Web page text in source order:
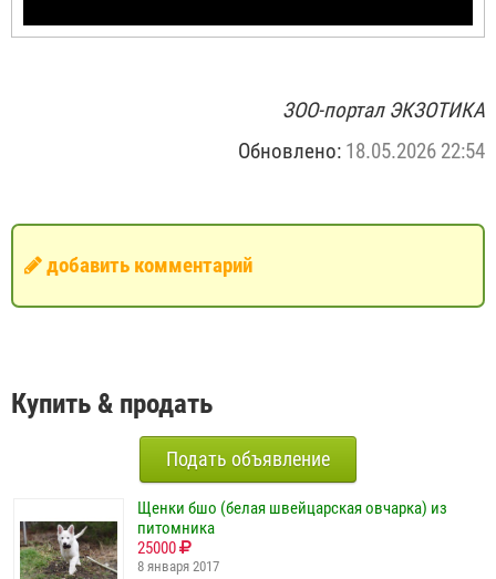
ЗОО-портал ЭКЗОТИКА
Обновлено: 18.05.2026 22:54
добавить комментарий
Купить & продать
Подать объявление
Щенки бшо (белая швейцарская овчарка) из
питомника
25000
8 января 2017